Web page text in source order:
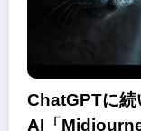
ChatGPTに続
AI「